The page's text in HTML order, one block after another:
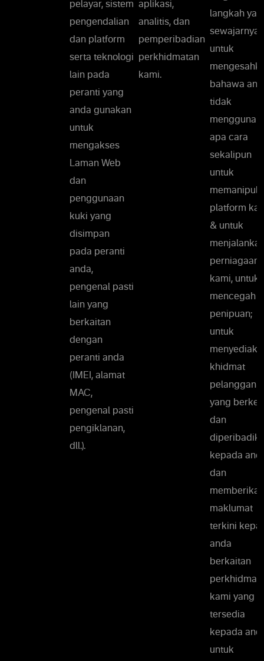
pelayar, sistem
pengendalian
dan platform
serta teknologi
lain pada
peranti yang
anda gunakan
untuk
mengakses
Laman Web
dan
penggunaan
kuki yang
disimpan
pada peranti
anda,
pengenal pasti
lain yang
berkaitan
dengan
peranti anda
(IMEI, alamat
MAC,
pengenal pasti
pengiklanan,
dll.).
aplikasi,
analitis, dan
pemperibadian
perkhidmatan
kami.
langkah
sewajarnya
untuk
bahawa
tidak
apa cara
sekalipun
untuk
platform
& untuk
perniagaan
kami, untuk
mencegah
penipuan;
untuk
khidmat
pelanggan
yang
dan
kepada
dan
memberikan
maklumat
terkini
anda
berkaitan
kami yang
tersedia
kepada
untuk